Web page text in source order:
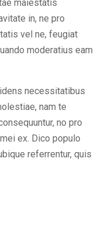
maiestatis
in, ne pro
vel ne, feugiat
moderatius eam
necessitatibus
nam te
no pro
ex. Dico populo
referrentur, quis